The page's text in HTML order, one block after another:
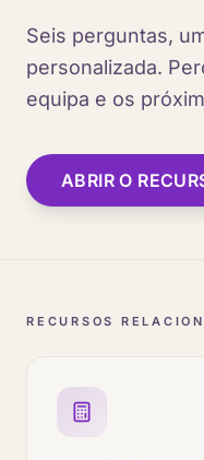
Seis perguntas,
personalizada.
equipa e os
ABRIR O
RECURSOS